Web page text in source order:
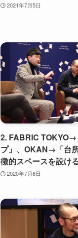
2021年7月5日
2. FABRIC TOKYO→
プ」、OKAN→「台
徴的スペースを設け
2020年7月6日